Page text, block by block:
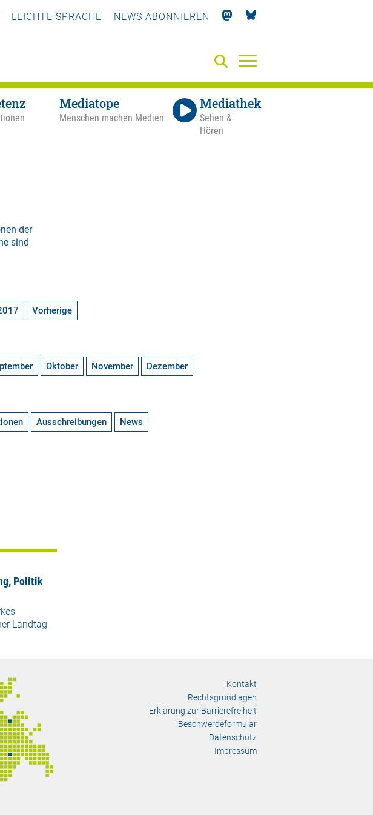
LEICHTE SPRACHE NEWS ABONNIEREN
Mediatope
Menschen machen Medien
Mediathek
Sehen &
Hören
der
sind
Vorherige
Oktober November Dezember
Ausschreibungen News
Politik
Landtag
Kontakt
Rechtsgrundlagen
Erklärung zur Barrierefreiheit
Beschwerdeformular
Datenschutz
Impressum